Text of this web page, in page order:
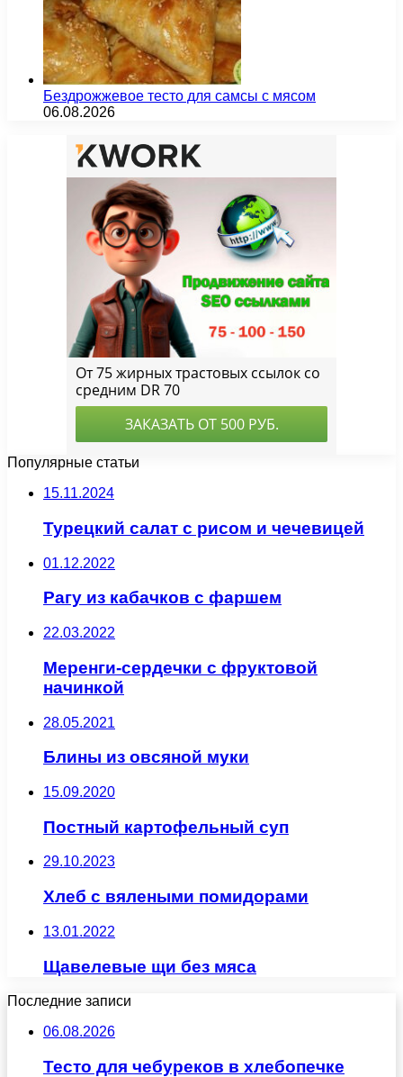
Бездрожжевое тесто для самсы с мясом
06.08.2026
Популярные статьи
15.11.2024
Турецкий салат с рисом и чечевицей
01.12.2022
Рагу из кабачков с фаршем
22.03.2022
Меренги-сердечки с фруктовой
начинкой
28.05.2021
Блины из овсяной муки
15.09.2020
Постный картофельный суп
29.10.2023
Хлеб с вялеными помидорами
13.01.2022
Щавелевые щи без мяса
Последние записи
06.08.2026
Тесто для чебуреков в хлебопечке